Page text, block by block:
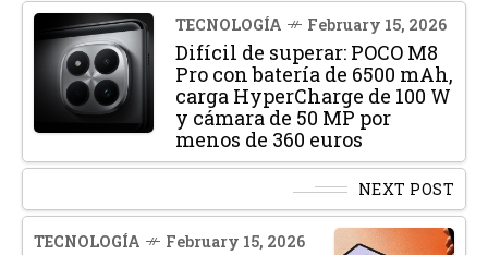
TECNOLOGÍA February 15, 2026
Difícil de superar: POCO M8
Pro con batería de 6500 mAh,
carga HyperCharge de 100 W
y cámara de 50 MP por
menos de 360 euros
NEXT POST
TECNOLOGÍA February 15, 2026